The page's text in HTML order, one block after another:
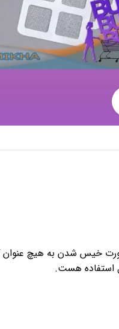
شدن به هیچ عنوان
استفاده هست.